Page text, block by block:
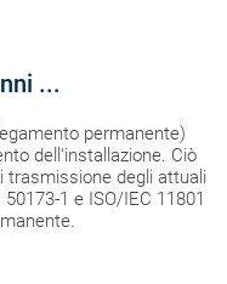
...
permanente)
dell'installazione. Ciò
trasmissione degli attuali
1 e ISO/IEC 11801